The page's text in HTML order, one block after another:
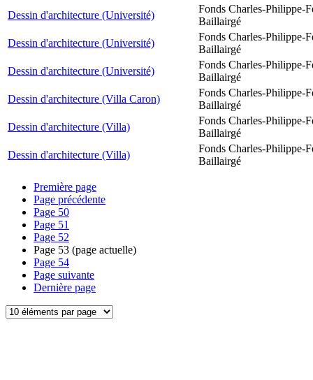
Dessin d'architecture (Université)
Fonds Charles-Philippe-
Baillairgé
Dessin d'architecture (Université)
Fonds Charles-Philippe-
Baillairgé
Dessin d'architecture (Université)
Fonds Charles-Philippe-
Baillairgé
Dessin d'architecture (Villa Caron)
Fonds Charles-Philippe-
Baillairgé
Dessin d'architecture (Villa)
Fonds Charles-Philippe-
Baillairgé
Dessin d'architecture (Villa)
Fonds Charles-Philippe-
Baillairgé
Première page
Page précédente
Page 50
Page 51
Page 52
Page 53 (page actuelle)
Page 54
Page suivante
Dernière page